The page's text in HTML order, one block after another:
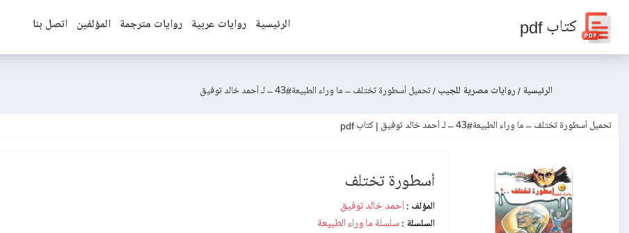
كتاب pdf الرئيسية روايات عربية روايات مترجمة المؤلفين اتصل بنا
الرئيسية / روايات مصرية للجيب /تحميل أسطورة تختلف – ما وراء الطبيعة#43 – لـ أحمد خالد توفيق
تحميل أسطورة تختلف – ما وراء الطبيعة#43 – لـ أحمد خالد توفيق | كتاب pdf
أسطورة تختلف
المؤلف :أحمد خالد توفيق
السلسلة : سلسلة ما وراء الطبيعة